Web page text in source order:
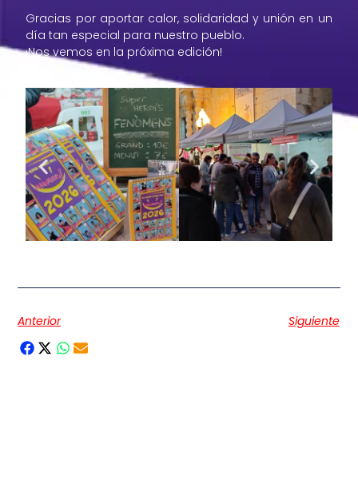
Gracias por aportar calor, solidaridad y unión en un
día tan especial para nuestro pueblo.
¡Nos vemos en la próxima edición!
Anterior Siguiente